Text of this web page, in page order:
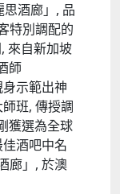
思酒廊」, 品
特別調配的
來自新加坡
師
示範出神
班, 傳授調
獲選為全球
酒吧中名
廊」, 於澳